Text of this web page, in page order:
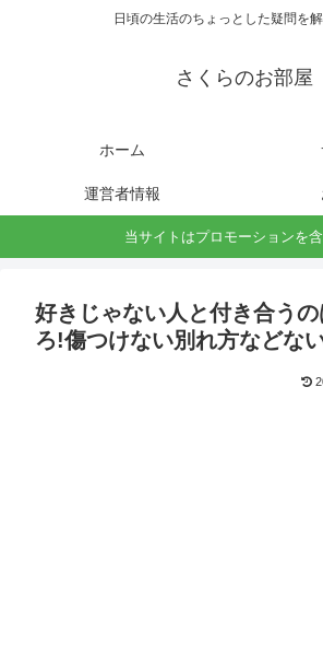
日頃の生活のちょっとした疑問を
さくらのお部屋
ホーム
運営者情報
当サイトはプロモーションを
好きじゃない人と付き合う
ろ!傷つけない別れ方などな